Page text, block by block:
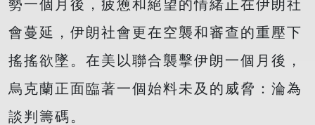
勢一個月後，疲憊和絕望的情緒正在伊朗社
會蔓延，伊朗社會更在空襲和審查的重壓下
搖搖欲墜。在美以聯合襲擊伊朗一個月後，
烏克蘭正面臨著一個始料未及的威脅：淪為
談判籌碼。